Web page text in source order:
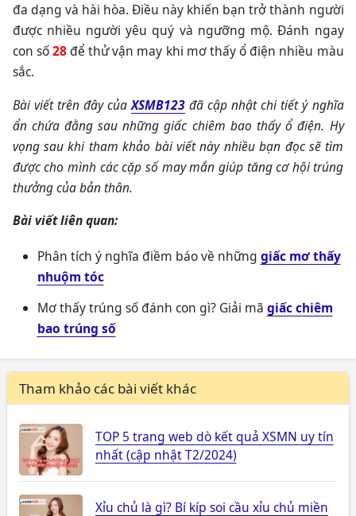
đa dạng và hài hòa. Điều này khiến bạn trở thành người
được nhiều người yêu quý và ngưỡng mộ. Đánh ngay
con số28để thử vận may khi mơ thấy ổ điện nhiều màu
sắc.
Bài viết trên đây củaXSMB123đã cập nhật chi tiết ý nghĩa
ẩn chứa đằng sau những giấc chiêm bao thấy ổ điện. Hy
vọng sau khi tham khảo bài viết này nhiều bạn đọc sẽ tìm
được cho mình các cặp số may mắn giúp tăng cơ hội trúng
thưởng của bản thân.
Bài viết liên quan:
Phân tích ý nghĩa điềm báo về những giấc mơ thấy
nhuộm tóc
Mơ thấy trúng số đánh con gì? Giải mã giấc chiêm
bao trúng số
Tham khảo các bài viết khác
TOP 5 trang web dò kết quả XSMN uy tín
nhất (cập nhật T2/2024)
Xỉu chủ là gì? Bí kíp soi cầu xỉu chủ miền